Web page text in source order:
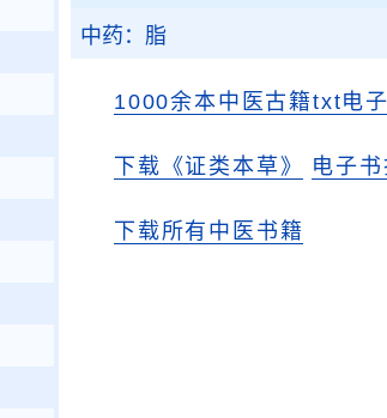
中药：脂
1000余本中医古籍txt电
下载《证类本草》 电子书
下载所有中医书籍